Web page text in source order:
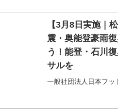
【3月8日実施｜
震・奥能登豪雨
う！能登・石川
サルを
一般社団法人日本フ